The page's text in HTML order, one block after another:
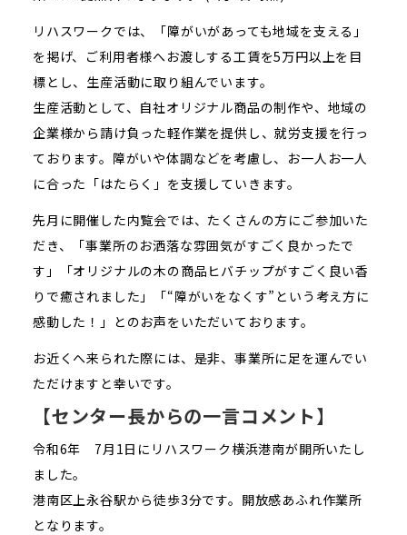
リハスワークでは、「障がいがあっても地域を支える」
を掲げ、ご利用者様へお渡しする工賃を5万円以上を目
標とし、生産活動に取り組んでいます。
生産活動として、自社オリジナル商品の制作や、地域の
企業様から請け負った軽作業を提供し、就労支援を行っ
ております。障がいや体調などを考慮し、お一人お一人
に合った「はたらく」を支援していきます。
先月に開催した内覧会では、たくさんの方にご参加いた
だき、「事業所のお洒落な雰囲気がすごく良かったで
す」「オリジナルの木の商品ヒバチップがすごく良い香
りで癒されました」「“障がいをなくす”という考え方に
感動した！」とのお声をいただいております。
お近くへ来られた際には、是非、事業所に足を運んでい
ただけますと幸いです。
【センター長からの一言コメント】
令和6年 7月1日にリハスワーク横浜港南が開所いたし
ました。
港南区上永谷駅から徒歩3分です。開放感あふれ作業所
となります。